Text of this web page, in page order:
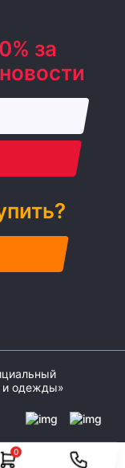
0
за
и одежды»